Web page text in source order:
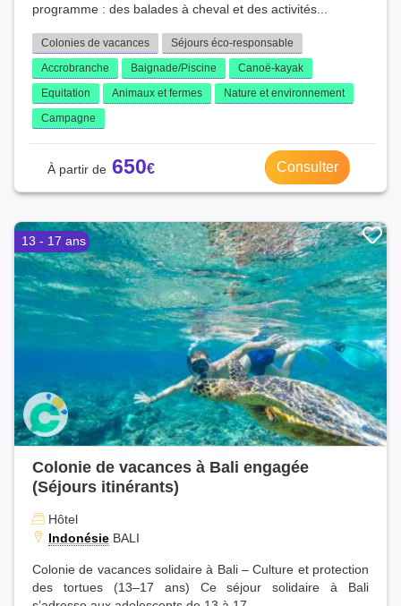
Loire (1)
programme : des balades à cheval et des activités...
Colonies de vacances
Séjours éco-responsable
Accrobranche
Baignade/Piscine
Canoë-kayak
Equitation
Animaux et fermes
Nature et environnement
Campagne
650 Consulter
13 - 17 ans
Colonie de vacances à Bali engagée
(Séjours itinérants)
Hôtel
Indonésie BALI
Colonie de vacances solidaire à Bali – Culture et protection
des tortues (13–17 ans) Ce séjour solidaire à Bali